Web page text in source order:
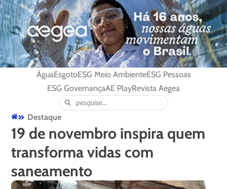
ÁguaEsgotoESG Meio AmbienteESG Pessoas
ESG GovernançaAE PlayRevista Aegea
Destaque
19 de novembro inspira quem
transforma vidas com
saneamento